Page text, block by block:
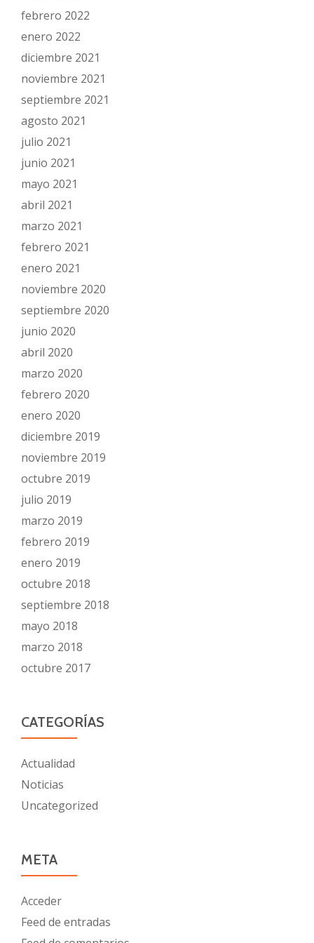
Modificación de los estatutos sociales.
Aumento o reducción del capital social
Disolución de la sociedad, …
Los Administradores
Derechos de los Socios.-
reparto de beneficios y en patrimonio
resultante de la liquidación de la sociedad
Cuentas anuales
cuentas anuales, Real Decreto Legislativo
1/2010 de 2 de julio por el que se aprueba el
texto refundido de la Ley de Sociedades de
Capital
febrero 2022
enero 2022
diciembre 2021
noviembre 2021
septiembre 2021
agosto 2021
julio 2021
junio 2021
mayo 2021
abril 2021
marzo 2021
febrero 2021
enero 2021
noviembre 2020
septiembre 2020
junio 2020
abril 2020
marzo 2020
febrero 2020
enero 2020
diciembre 2019
noviembre 2019
octubre 2019
julio 2019
marzo 2019
febrero 2019
enero 2019
octubre 2018
septiembre 2018
mayo 2018
marzo 2018
octubre 2017
CATEGORÍAS
Actualidad
Noticias
Uncategorized
META
Acceder
Feed de entradas